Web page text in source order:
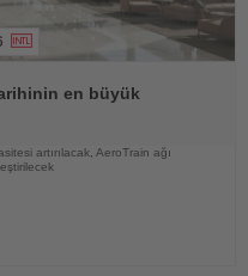
en büyük
artırılacak, AeroTrain ağı